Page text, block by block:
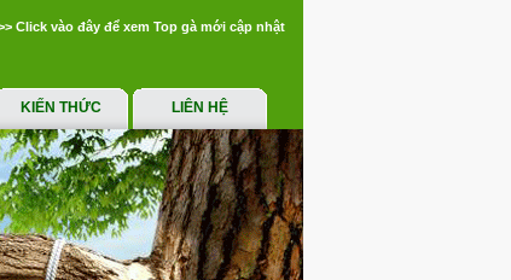
Click vào đây để xem Top gà mới cập nhật
KIẾN THỨC LIÊN HỆ